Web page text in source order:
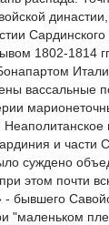
Сардинского
1802-1814
вассальные
и части
суждено
этом почти
бывшего
"маленьком